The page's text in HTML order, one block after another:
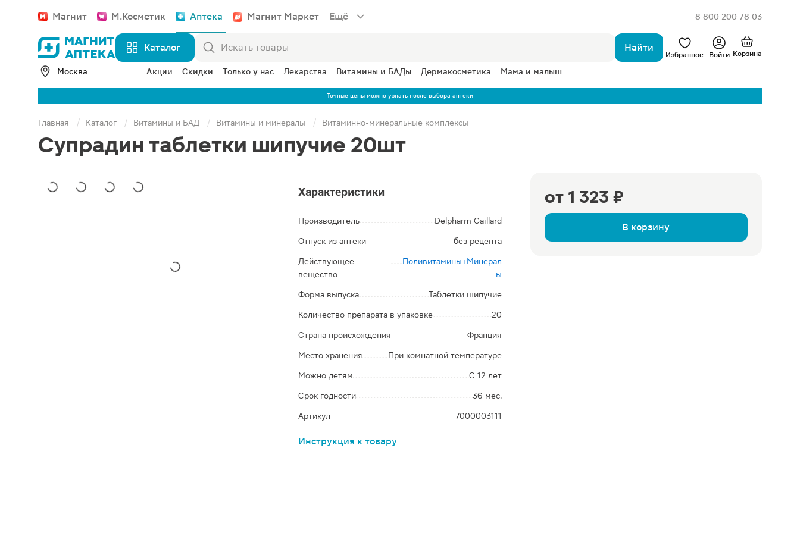
Магнит М.Косметик Аптека Магнит Маркет Ещё 8 800 200 78 03
Каталог Найти
Избранное Войти Корзина
Москва Акции Скидки Только у нас Лекарства Витамины и БАДы Дермакосметика Мама и малыш
Точные цены можно узнать после выбора аптеки
Главная Каталог Витамины и БАД Витамины и минералы Витаминно-минеральные комплексы
Супрадин таблетки шипучие 20шт
от 1 323 ₽
В корзину
Характеристики
Производитель Delpharm Gaillard
Отпуск из аптеки без рецепта
Действующее
вещество
Поливитамины+Минерал
ы
Форма выпуска Таблетки шипучие
Количество препарата в упаковке 20
Страна происхождения Франция
Место хранения При комнатной температуре
Можно детям С 12 лет
Срок годности 36 мес.
Артикул 7000003111
Инструкция к товару